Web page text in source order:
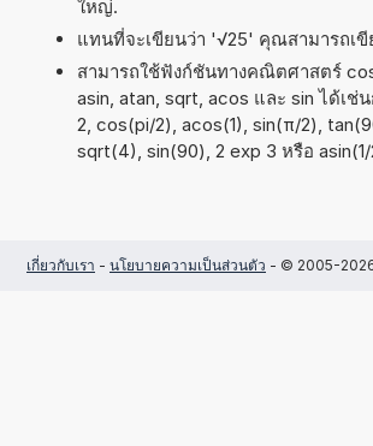
ใหญ่.
แทนที่จะเขียนว่า '√25' คุณสามารถเ
สามารถใช้ฟังก์ชันทางคณิตศาสตร์
asin, atan, sqrt, acos และ sin ได้เช่
2, cos(pi/2), acos(1), sin(π/2),
sqrt(4), sin(90), 2 exp 3 หรือ asin(1/
เกี่ยวกับเรา - นโยบายความเป็นส่วนตัว - © 2005-